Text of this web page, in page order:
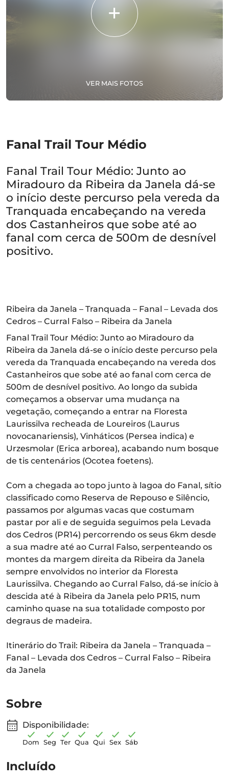
VER MAIS FOTOS
Fanal Trail Tour Médio
Fanal Trail Tour Médio: Junto ao
Miradouro da Ribeira da Janela dá-se
o início deste percurso pela vereda da
Tranquada encabeçando na vereda
dos Castanheiros que sobe até ao
fanal com cerca de 500m de desnível
positivo.
Ribeira da Janela – Tranquada – Fanal – Levada dos
Cedros – Curral Falso – Ribeira da Janela
Fanal Trail Tour Médio: Junto ao Miradouro da
Ribeira da Janela dá-se o início deste percurso pela
vereda da Tranquada encabeçando na vereda dos
Castanheiros que sobe até ao fanal com cerca de
500m de desnível positivo. Ao longo da subida
começamos a observar uma mudança na
vegetação, começando a entrar na Floresta
Laurissilva recheada de Loureiros (Laurus
novocanariensis), Vinháticos (Persea indica) e
Urzesmolar (Erica arborea), acabando num bosque
de tis centenários (Ocotea foetens).
Com a chegada ao topo junto à lagoa do Fanal, sítio
classificado como Reserva de Repouso e Silêncio,
passamos por algumas vacas que costumam
pastar por ali e de seguida seguimos pela Levada
dos Cedros (PR14) percorrendo os seus 6km desde
a sua madre até ao Curral Falso, serpenteando os
montes da margem direita da Ribeira da Janela
sempre envolvidos no interior da Floresta
Laurissilva. Chegando ao Curral Falso, dá-se início à
descida até à Ribeira da Janela pelo PR15, num
caminho quase na sua totalidade composto por
degraus de madeira.
Itinerário do Trail: Ribeira da Janela – Tranquada –
Fanal – Levada dos Cedros – Curral Falso – Ribeira
da Janela
Sobre
Disponibilidade:
Dom Seg Ter Qua Qui Sex Sáb
Incluído